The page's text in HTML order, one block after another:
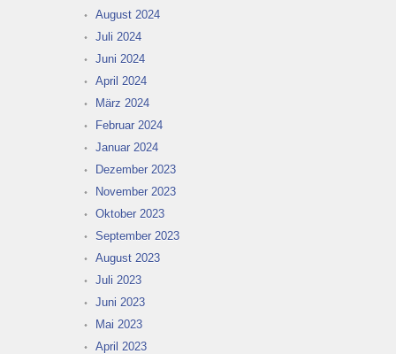
August 2024
Juli 2024
Juni 2024
April 2024
März 2024
Februar 2024
Januar 2024
Dezember 2023
November 2023
Oktober 2023
September 2023
August 2023
Juli 2023
Juni 2023
Mai 2023
April 2023